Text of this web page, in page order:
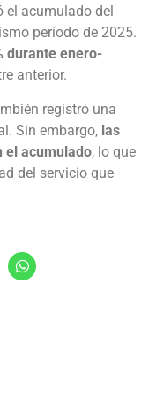
el acumulado del
período de 2025.
durante enero-
anterior.
registró una
Sin embargo, las
el acumulado, lo que
del servicio que